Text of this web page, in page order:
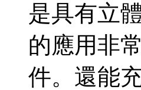
是具有立體
的應用非常廣
件。還